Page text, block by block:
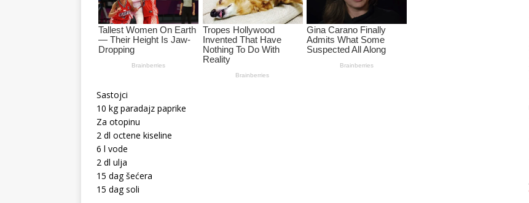
Sastojci
10 kg paradajz paprike
Za otopinu
2 dl octene kiseline
6 l vode
2 dl ulja
15 dag šećera
15 dag soli